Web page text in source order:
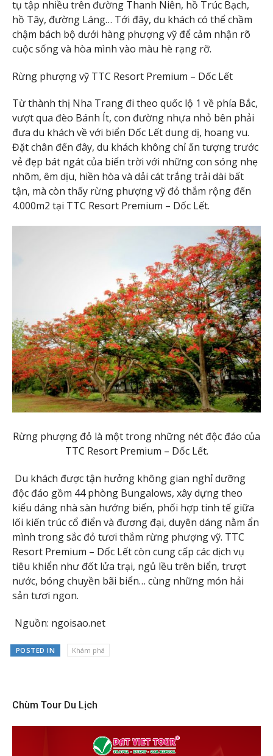
tụ tập nhiều trên đường Thanh Niên, hồ Trúc Bạch,
hồ Tây, đường Láng… Tới đây, du khách có thể chầm
chậm bách bộ dưới hàng phượng vỹ để cảm nhận rõ
cuộc sống và hòa mình vào màu hè rạng rỡ.
Rừng phượng vỹ TTC Resort Premium – Dốc Lết
Từ thành thị Nha Trang đi theo quốc lộ 1 về phía Bắc,
vượt qua đèo Bánh Ít, con đường nhựa nhỏ bên phải
đưa du khách về với biển Dốc Lết dung dị, hoang vu.
Đặt chân đến đây, du khách không chỉ ấn tượng trước
vẻ đẹp bát ngát của biển trời với những con sóng nhẹ
nhõm, êm dịu, hiền hòa và dải cát trắng trải dài bất
tận, mà còn thấy rừng phượng vỹ đỏ thắm rộng đến
4.000m2 tại TTC Resort Premium – Dốc Lết.
Rừng phượng đỏ là một trong những nét độc đáo của
TTC Resort Premium – Dốc Lết.
Du khách được tận hưởng không gian nghỉ dưỡng
độc đáo gồm 44 phòng Bungalows, xây dựng theo
kiểu dáng nhà sàn hướng biển, phối hợp tinh tế giữa
lối kiến trúc cổ điển và đương đại, duyên dáng nằm ẩn
mình trong sắc đỏ tươi thắm rừng phượng vỹ. TTC
Resort Premium – Dốc Lết còn cung cấp các dịch vụ
tiêu khiển như đốt lửa trại, ngủ lều trên biển, trượt
nước, bóng chuyền bãi biển… cùng những món hải
sản tươi ngon.
Nguồn: ngoisao.net
POSTED IN Khám phá
Chùm Tour Du Lịch